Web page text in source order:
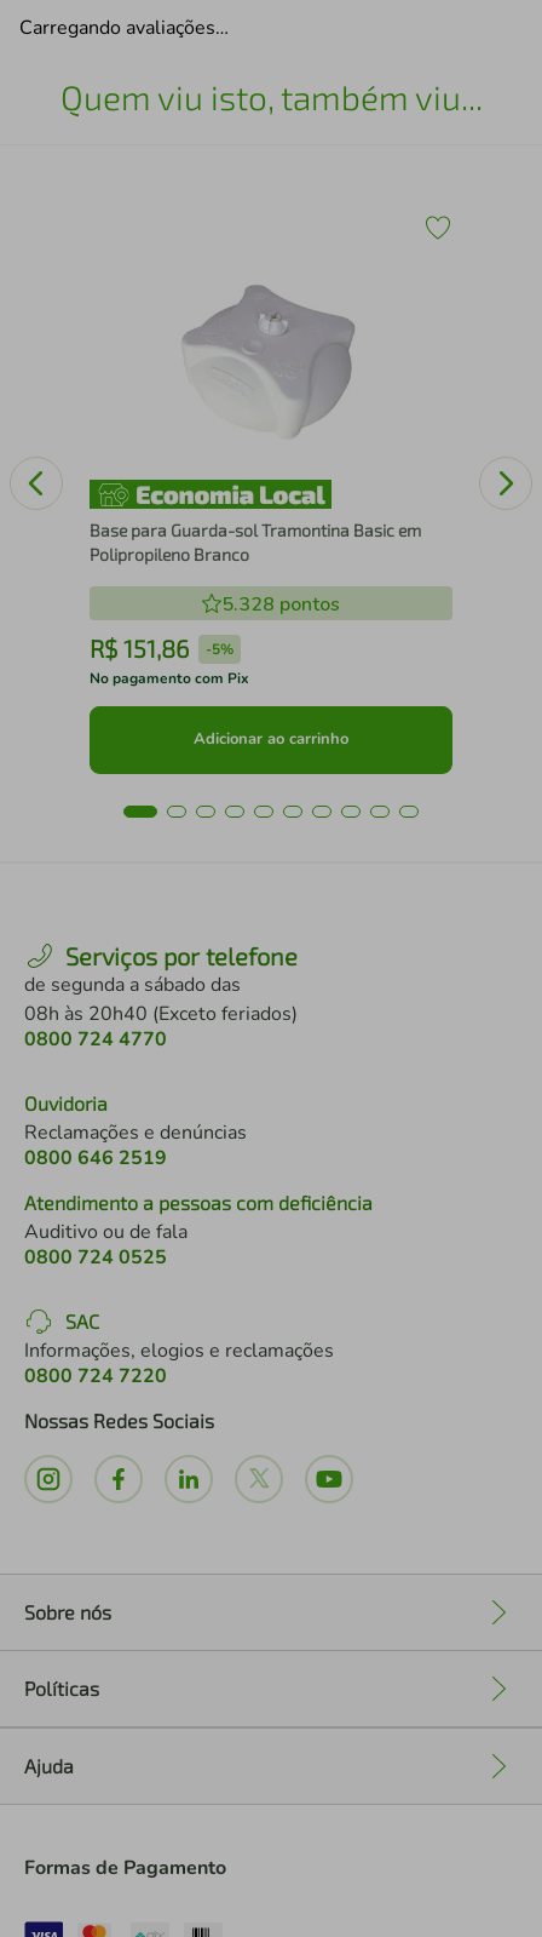
Carregando avaliações…
Quem viu isto, também viu...
Base para Guarda-sol Tramontina Basic em
Polipropileno Branco
5.328 pontos
R$ 151,86 -5%
No pagamento com Pix
Adicionar ao carrinho
Serviços por telefone
de segunda a sábado das
08h às 20h40 (Exceto feriados)
0800 724 4770
Ouvidoria
Reclamações e denúncias
0800 646 2519
Atendimento a pessoas com deficiência
Auditivo ou de fala
0800 724 0525
SAC
Informações, elogios e reclamações
0800 724 7220
Nossas Redes Sociais
Sobre nós
Políticas
Ajuda
Formas de Pagamento